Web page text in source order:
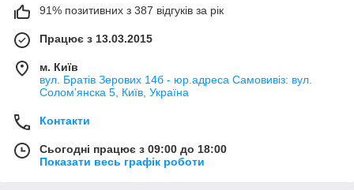
91% позитивних з 387 відгуків за рік
Працює з 13.03.2015
м. Київ
вул. Братів Зерових 14б - юр.адреса Самовивіз: вул.
Соломʼянска 5, Київ, Україна
Контакти
Сьогодні працює з 09:00 до 18:00
Показати весь графік роботи